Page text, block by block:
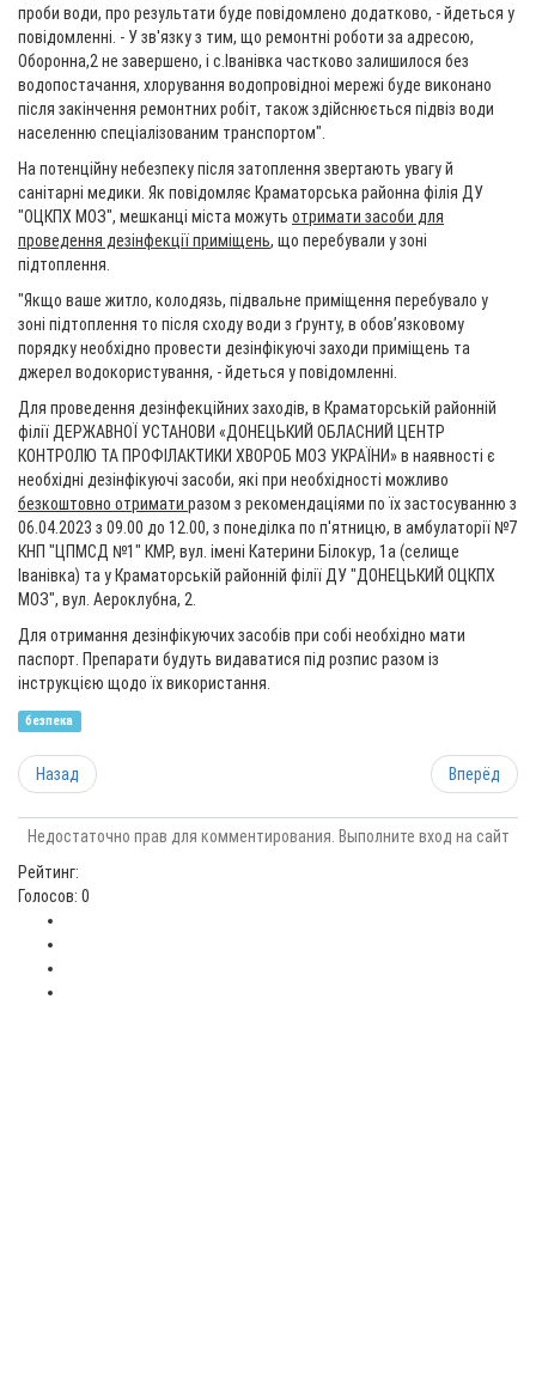
проби води, про результати буде повідомлено додатково, - йдеться у
повідомленні. - У зв'язку з тим, що ремонтні роботи за адресою,
Оборонна,2 не завершено, і с.Іванівка частково залишилося без
водопостачання, хлорування водопровідноі мережі буде виконано
після закінчення ремонтних робіт, також здійснюється підвіз води
населенню спеціалізованим транспортом".
На потенційну небезпеку після затоплення звертають увагу й
санітарні медики. Як повідомляє Краматорська районна філія ДУ
"ОЦКПХ МОЗ", мешканці міста можуть отримати засоби для
проведення дезінфекції приміщень, що перебували у зоні
підтоплення.
"Якщо ваше житло, колодязь, підвальне приміщення перебувало у
зоні підтоплення то після сходу води з ґрунту, в обов’язковому
порядку необхідно провести дезінфікуючі заходи приміщень та
джерел водокористування, - йдеться у повідомленні.
Для проведення дезінфекційних заходів, в Краматорській районній
філії ДЕРЖАВНОЇ УСТАНОВИ «ДОНЕЦЬКИЙ ОБЛАСНИЙ ЦЕНТР
КОНТРОЛЮ ТА ПРОФІЛАКТИКИ ХВОРОБ МОЗ УКРАЇНИ» в наявності є
необхідні дезінфікуючі засоби, які при необхідності можливо
безкоштовно отримати разом з рекомендаціями по їх застосуванню з
06.04.2023 з 09.00 до 12.00, з понеділка по п'ятницю, в амбулаторії №7
КНП "ЦПМСД №1" КМР, вул. імені Катерини Білокур, 1а (селище
Іванівка) та у Краматорській районній філії ДУ "ДОНЕЦЬКИЙ ОЦКПХ
МОЗ", вул. Аероклубна, 2.
Для отримання дезінфікуючих засобів при собі необхідно мати
паспорт. Препарати будуть видаватися під розпис разом із
інструкцією щодо їх використання.
безпека
Назад Вперёд
Недостаточно прав для комментирования. Выполните вход на сайт
Рейтинг:
Голосов: 0